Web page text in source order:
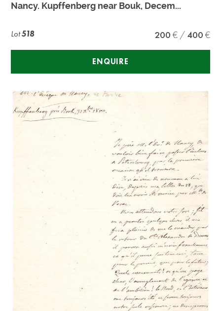
Nancy. Kupffenberg near Bouk, Decem...
Lot518 200 400
ENQUIRE